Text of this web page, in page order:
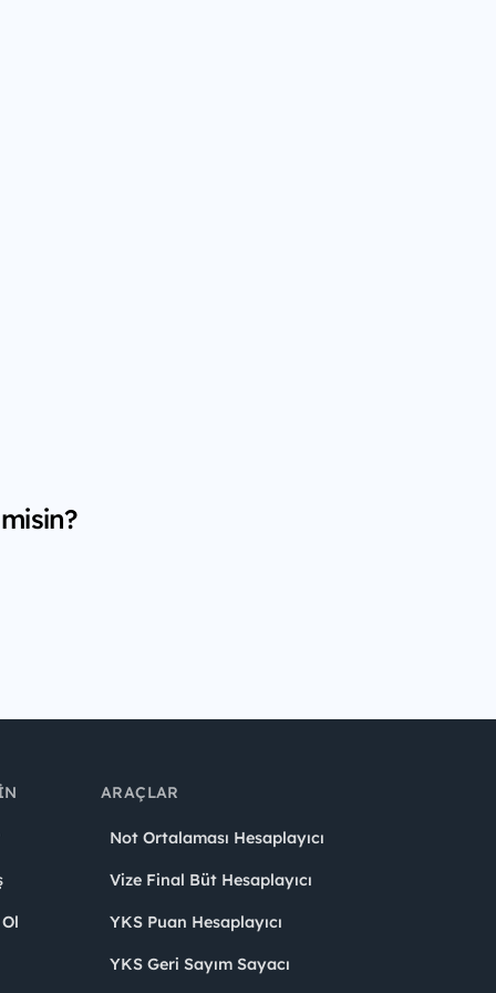
ARAÇLAR
Not Ortalaması Hesaplayıcı
Vize Final Büt Hesaplayıcı
YKS Puan Hesaplayıcı
YKS Geri Sayım Sayacı